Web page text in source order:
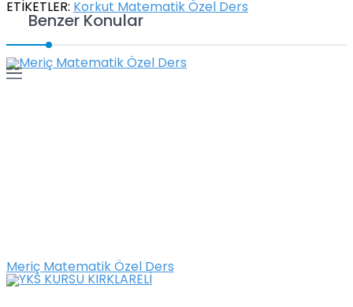
ETİKETLER: Korkut Matematik Özel Ders
Benzer Konular
Meriç Matematik Özel Ders